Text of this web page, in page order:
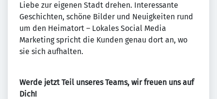
Liebe zur eigenen Stadt drehen. Interessante
Geschichten, schöne Bilder und Neuigkeiten rund
um den Heimatort – Lokales Social Media
Marketing spricht die Kunden genau dort an, wo
sie sich aufhalten.
Werde jetzt Teil unseres Teams, wir freuen uns auf
Dich!